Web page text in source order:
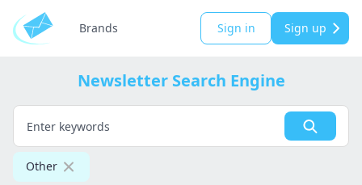
Brands Sign in Sign up
Newsletter Search Engine
Other